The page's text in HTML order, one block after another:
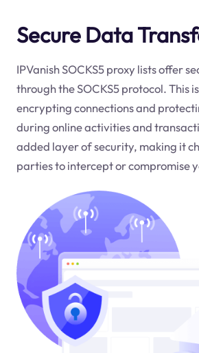
Secure Data
IPVanish SOCKS5 proxy lists offer
through the SOCKS5 protocol. This
encrypting connections and
during online activities and
added layer of security, making it
parties to intercept or compromise